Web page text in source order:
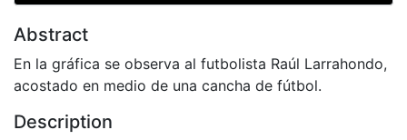
Abstract
En la gráfica se observa al futbolista Raúl Larrahondo,
acostado en medio de una cancha de fútbol.
Description